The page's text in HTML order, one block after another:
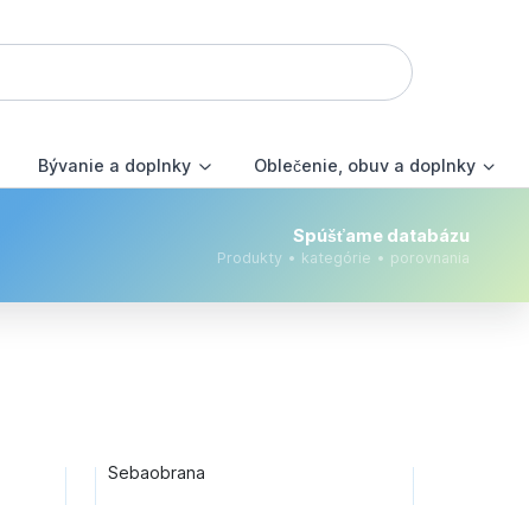
Bývanie a doplnky Oblečenie, obuv a doplnky
Spúšťame databázu
Produkty • kategórie • porovnania
Sebaobrana